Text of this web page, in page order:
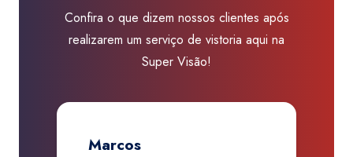
Confira o que dizem nossos clientes após
realizarem um serviço de vistoria aqui na
Super Visão!
Marcos